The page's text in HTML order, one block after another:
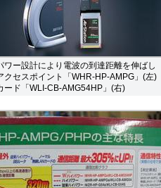
ワー設計により電波の到達距離を伸ばし
クセスポイント「WHR-HP-AMPG」(左)
ード「WLI-CB-AMG54HP」(右)